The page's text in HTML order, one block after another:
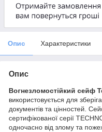
Опис Характеристики
Опис
Вогнезломостійкий сейф
використовується для
документів та цінностей.
сертифікованої серії
одночасно від злому та